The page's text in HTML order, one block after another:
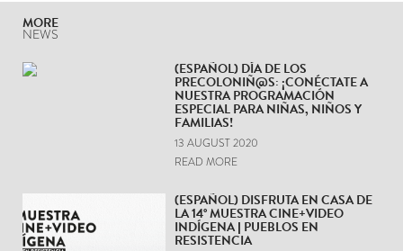
NEWS
LATEST VIDEOS
MORE
NEWS
(ESPAÑOL) DÍA DE LOS
PRECOLONIÑ@S: ¡CONÉCTATE A
NUESTRA PROGRAMACIÓN
ESPECIAL PARA NIÑAS, NIÑOS Y
FAMILIAS!
13 AUGUST 2020
READ MORE
(ESPAÑOL) DISFRUTA EN CASA DE
LA 14° MUESTRA CINE+VIDEO
INDÍGENA | PUEBLOS EN
RESISTENCIA